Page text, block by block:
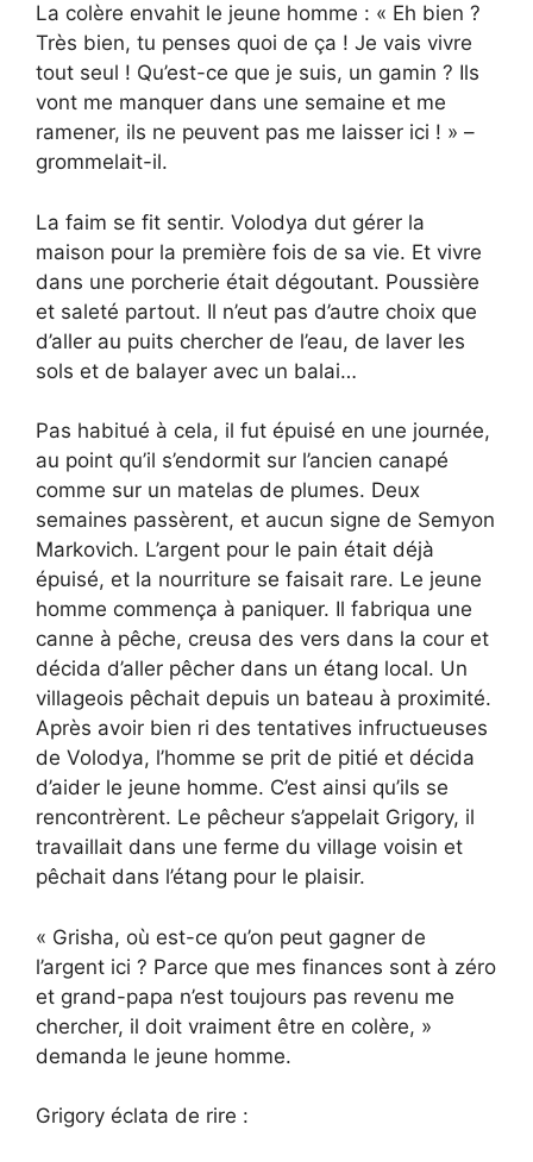
La colère envahit le jeune homme : « Eh bien ?
Très bien, tu penses quoi de ça ! Je vais vivre
tout seul ! Qu’est-ce que je suis, un gamin ? Ils
vont me manquer dans une semaine et me
ramener, ils ne peuvent pas me laisser ici ! » –
grommelait-il.
La faim se fit sentir. Volodya dut gérer la
maison pour la première fois de sa vie. Et vivre
dans une porcherie était dégoutant. Poussière
et saleté partout. Il n’eut pas d’autre choix que
d’aller au puits chercher de l’eau, de laver les
sols et de balayer avec un balai…
Pas habitué à cela, il fut épuisé en une journée,
au point qu’il s’endormit sur l’ancien canapé
comme sur un matelas de plumes. Deux
semaines passèrent, et aucun signe de Semyon
Markovich. L’argent pour le pain était déjà
épuisé, et la nourriture se faisait rare. Le jeune
homme commença à paniquer. Il fabriqua une
canne à pêche, creusa des vers dans la cour et
décida d’aller pêcher dans un étang local. Un
villageois pêchait depuis un bateau à proximité.
Après avoir bien ri des tentatives infructueuses
de Volodya, l’homme se prit de pitié et décida
d’aider le jeune homme. C’est ainsi qu’ils se
rencontrèrent. Le pêcheur s’appelait Grigory, il
travaillait dans une ferme du village voisin et
pêchait dans l’étang pour le plaisir.
« Grisha, où est-ce qu’on peut gagner de
l’argent ici ? Parce que mes finances sont à zéro
et grand-papa n’est toujours pas revenu me
chercher, il doit vraiment être en colère, »
demanda le jeune homme.
Grigory éclata de rire :